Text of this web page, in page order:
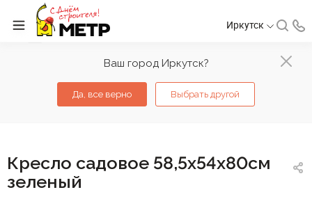
Ваш город Иркутск?
Да, все верно Выбрать другой
Иркутск
Кресло садовое 58,5х54х80см
зеленый